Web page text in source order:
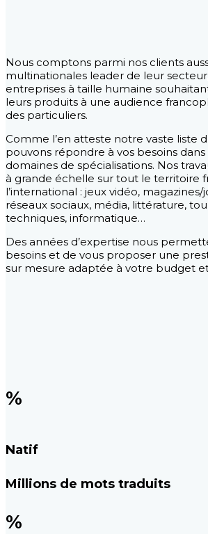
Nous comptons parmi nos clients
multinationales leader de leur
entreprises à taille humaine
leurs produits à une audience
des particuliers.
Comme l’en atteste notre vaste liste
pouvons répondre à vos besoins
domaines de spécialisations. Nos
à grande échelle sur tout le territoire
l’international : jeux vidéo,
réseaux sociaux, média, littérature,
techniques, informatique…
Des années d’expertise nous
besoins et de vous proposer une
sur mesure adaptée à votre budget et
%
Natif
Millions de mots traduits
%